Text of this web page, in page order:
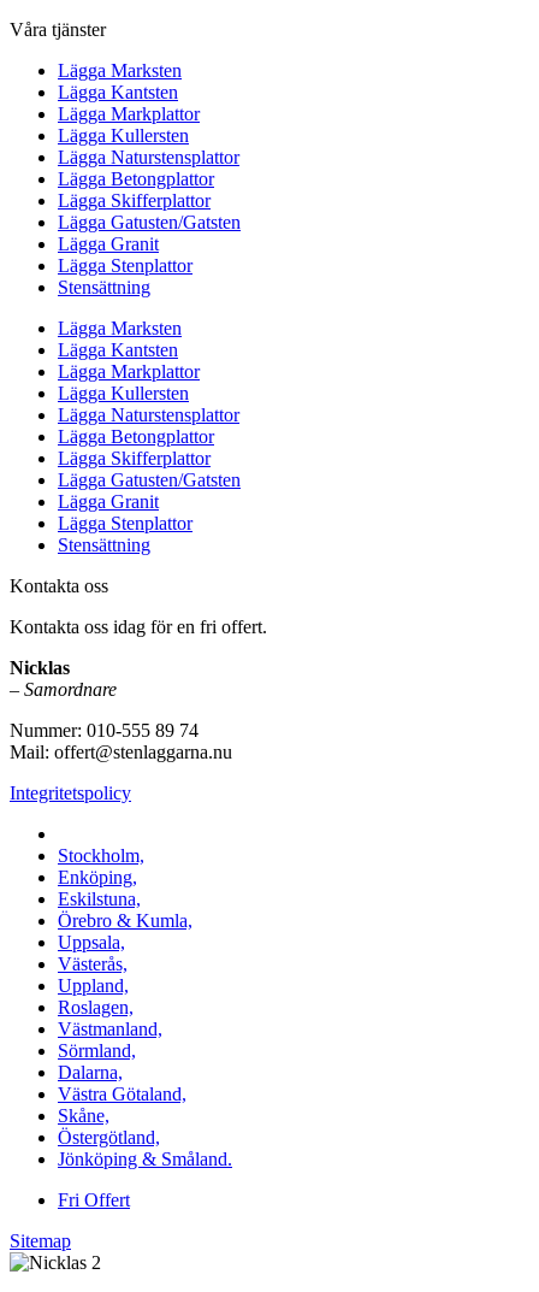
Våra tjänster
Lägga Marksten
Lägga Kantsten
Lägga Markplattor
Lägga Kullersten
Lägga Naturstensplattor
Lägga Betongplattor
Lägga Skifferplattor
Lägga Gatusten/Gatsten
Lägga Granit
Lägga Stenplattor
Stensättning
Lägga Marksten
Lägga Kantsten
Lägga Markplattor
Lägga Kullersten
Lägga Naturstensplattor
Lägga Betongplattor
Lägga Skifferplattor
Lägga Gatusten/Gatsten
Lägga Granit
Lägga Stenplattor
Stensättning
Kontakta oss
Kontakta oss idag för en fri offert.
Nicklas
– Samordnare
Nummer: 010-555 89 74
Mail: offert@stenlaggarna.nu
Integritetspolicy
Stockholm,
Enköping,
Eskilstuna,
Örebro & Kumla,
Uppsala,
Västerås,
Uppland,
Roslagen,
Västmanland,
Sörmland,
Dalarna,
Västra Götaland,
Skåne,
Östergötland,
Jönköping & Småland.
Fri Offert
Sitemap